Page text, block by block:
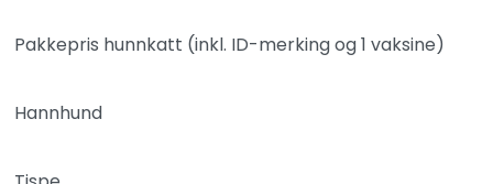
Pakkepris hunnkatt (inkl. ID-merking og 1 vaksine)
Hannhund